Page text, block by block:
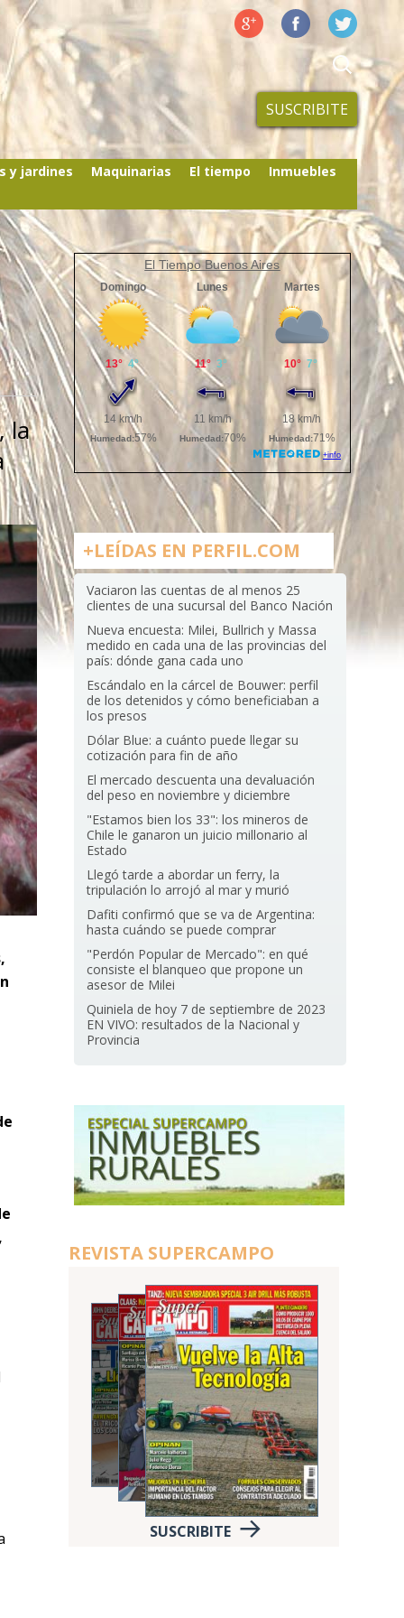
SUSCRIBITE
y jardines Maquinarias El tiempo Inmuebles
la
El Tiempo Buenos Aires
+LEÍDAS EN PERFIL.COM
Vaciaron las cuentas de al menos 25
clientes de una sucursal del Banco Nación
Nueva encuesta: Milei, Bullrich y Massa
medido en cada una de las provincias del
país: dónde gana cada uno
Escándalo en la cárcel de Bouwer: perfil
de los detenidos y cómo beneficiaban a
los presos
Dólar Blue: a cuánto puede llegar su
cotización para fin de año
El mercado descuenta una devaluación
del peso en noviembre y diciembre
"Estamos bien los 33": los mineros de
Chile le ganaron un juicio millonario al
Estado
Llegó tarde a abordar un ferry, la
tripulación lo arrojó al mar y murió
Dafiti confirmó que se va de Argentina:
hasta cuándo se puede comprar
"Perdón Popular de Mercado": en qué
consiste el blanqueo que propone un
asesor de Milei
Quiniela de hoy 7 de septiembre de 2023
EN VIVO: resultados de la Nacional y
Provincia
REVISTA SUPERCAMPO
SUSCRIBITE